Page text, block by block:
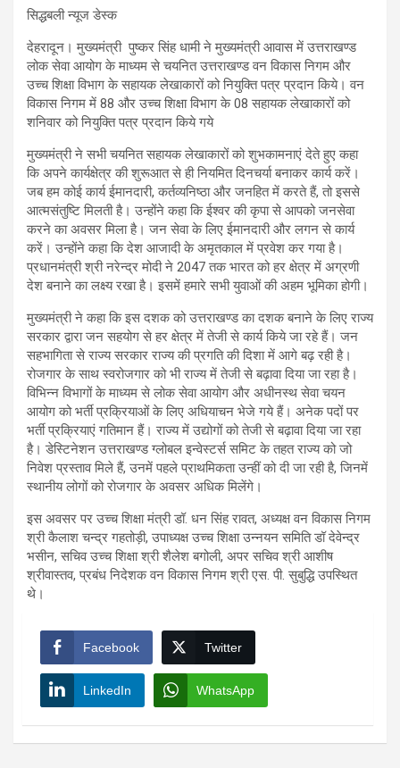
सिद्धबली न्यूज डेस्क
देहरादून। मुख्यमंत्री पुष्कर सिंह धामी ने मुख्यमंत्री आवास में उत्तराखण्ड
लोक सेवा आयोग के माध्यम से चयनित उत्तराखण्ड वन विकास निगम और
उच्च शिक्षा विभाग के सहायक लेखाकारों को नियुक्ति पत्र प्रदान किये। वन
विकास निगम में 88 और उच्च शिक्षा विभाग के 08 सहायक लेखाकारों को
शनिवार को नियुक्ति पत्र प्रदान किये गये
मुख्यमंत्री ने सभी चयनित सहायक लेखाकारों को शुभकामनाएं देते हुए कहा
कि अपने कार्यक्षेत्र की शुरूआत से ही नियमित दिनचर्या बनाकर कार्य करें।
जब हम कोई कार्य ईमानदारी, कर्तव्यनिष्ठा और जनहित में करते हैं, तो इससे
आत्मसंतुष्टि मिलती है। उन्होंने कहा कि ईश्वर की कृपा से आपको जनसेवा
करने का अवसर मिला है। जन सेवा के लिए ईमानदारी और लगन से कार्य
करें। उन्होंने कहा कि देश आजादी के अमृतकाल में प्रवेश कर गया है।
प्रधानमंत्री श्री नरेन्द्र मोदी ने 2047 तक भारत को हर क्षेत्र में अग्रणी
देश बनाने का लक्ष्य रखा है। इसमें हमारे सभी युवाओं की अहम भूमिका होगी।
मुख्यमंत्री ने कहा कि इस दशक को उत्तराखण्ड का दशक बनाने के लिए राज्य
सरकार द्वारा जन सहयोग से हर क्षेत्र में तेजी से कार्य किये जा रहे हैं। जन
सहभागिता से राज्य सरकार राज्य की प्रगति की दिशा में आगे बढ़ रही है।
रोजगार के साथ स्वरोजगार को भी राज्य में तेजी से बढ़ावा दिया जा रहा है।
विभिन्न विभागों के माध्यम से लोक सेवा आयोग और अधीनस्थ सेवा चयन
आयोग को भर्ती प्रक्रियाओं के लिए अधियाचन भेजे गये हैं। अनेक पदों पर
भर्ती प्रक्रियाएं गतिमान हैं। राज्य में उद्योगों को तेजी से बढ़ावा दिया जा रहा
है। डेस्टिनेशन उत्तराखण्ड ग्लोबल इन्वेस्टर्स समिट के तहत राज्य को जो
निवेश प्रस्ताव मिले हैं, उनमें पहले प्राथमिकता उन्हीं को दी जा रही है, जिनमें
स्थानीय लोगों को रोजगार के अवसर अधिक मिलेंगे।
इस अवसर पर उच्च शिक्षा मंत्री डॉ. धन सिंह रावत, अध्यक्ष वन विकास निगम
श्री कैलाश चन्द्र गहतोड़ी, उपाध्यक्ष उच्च शिक्षा उन्नयन समिति डॉ देवेन्द्र
भसीन, सचिव उच्च शिक्षा श्री शैलेश बगोली, अपर सचिव श्री आशीष
श्रीवास्तव, प्रबंध निदेशक वन विकास निगम श्री एस. पी. सुबुद्धि उपस्थित
थे।
Facebook Twitter
LinkedIn WhatsApp